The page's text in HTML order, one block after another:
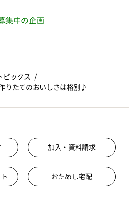
集中の企画
ピックス
りたてのおいしさは格別♪
加入・資料請求
おためし宅配